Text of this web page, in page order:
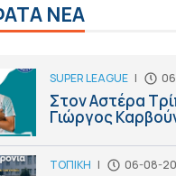
ΝΕΑ
SUPER LEAGUE |
Στον Αστέρα
Γιώργος
ΤΟΠΙΚΗ | 06-08-